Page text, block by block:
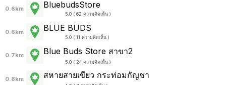
0.6km BluebudsStore
5.0 ( 62 ความคิดเห็น )
0.6km BLUE BUDS
5.0 ( 11 ความคิดเห็น )
0.7km Blue Buds Store สาขา2
5.0 ( 24 ความคิดเห็น )
0.8km สหายสายเขียว กระท่อมกัญชา